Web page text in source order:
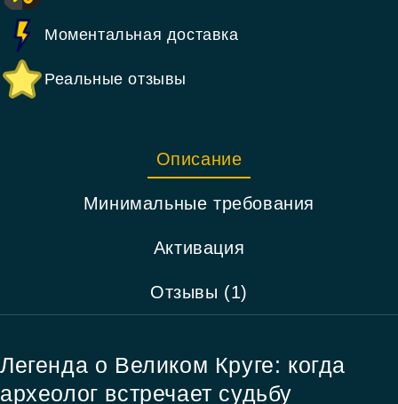
Моментальная доставка
Реальные отзывы
Описание
Минимальные требования
Активация
Отзывы (1)
Легенда о Великом Круге: когда
археолог встречает судьбу